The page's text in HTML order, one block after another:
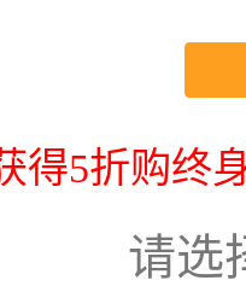
得5折购终
请选